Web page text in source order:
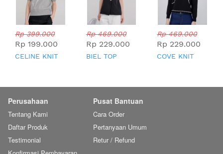
Rp 399.000
Rp 199.000
CELINE KNIT
Rp 469.000
Rp 229.000
BIEL TOP
Rp 469.000
Rp 229.000
COVE KNIT
Perusahaan
Tentang Kami
Daftar Produk
Testimonial
Pusat Bantuan
Cara Order
Pertanyaan Umum
Retur / Refund